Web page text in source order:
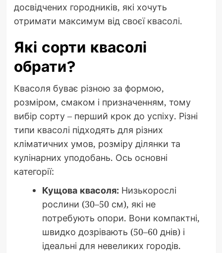
досвідчених городників, які хочуть
отримати максимум від своєї квасолі.
Які сорти квасолі
обрати?
Квасоля буває різною за формою,
розміром, смаком і призначенням, тому
вибір сорту – перший крок до успіху. Різні
типи квасолі підходять для різних
кліматичних умов, розміру ділянки та
кулінарних уподобань. Ось основні
категорії:
Кущова квасоля:Низькорослі
рослини (30–50 см), які не
потребують опори. Вони компактні,
швидко дозрівають (50–60 днів) і
ідеальні для невеликих городів.